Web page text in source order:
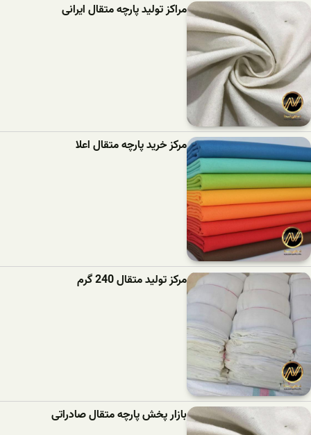
مراکز تولید پارچه متقال ایرانی
مرکز خرید پارچه متقال اعلا
مرکز تولید متقال 240 گرم
بازار پخش پارچه متقال صادراتی